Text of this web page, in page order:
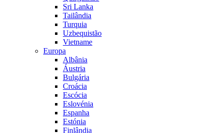
Sri Lanka
Tailândia
Turquia
Uzbequistão
Vietname
Europa
Albânia
Áustria
Bulgária
Croácia
Escócia
Eslovénia
Espanha
Estónia
Finlândia